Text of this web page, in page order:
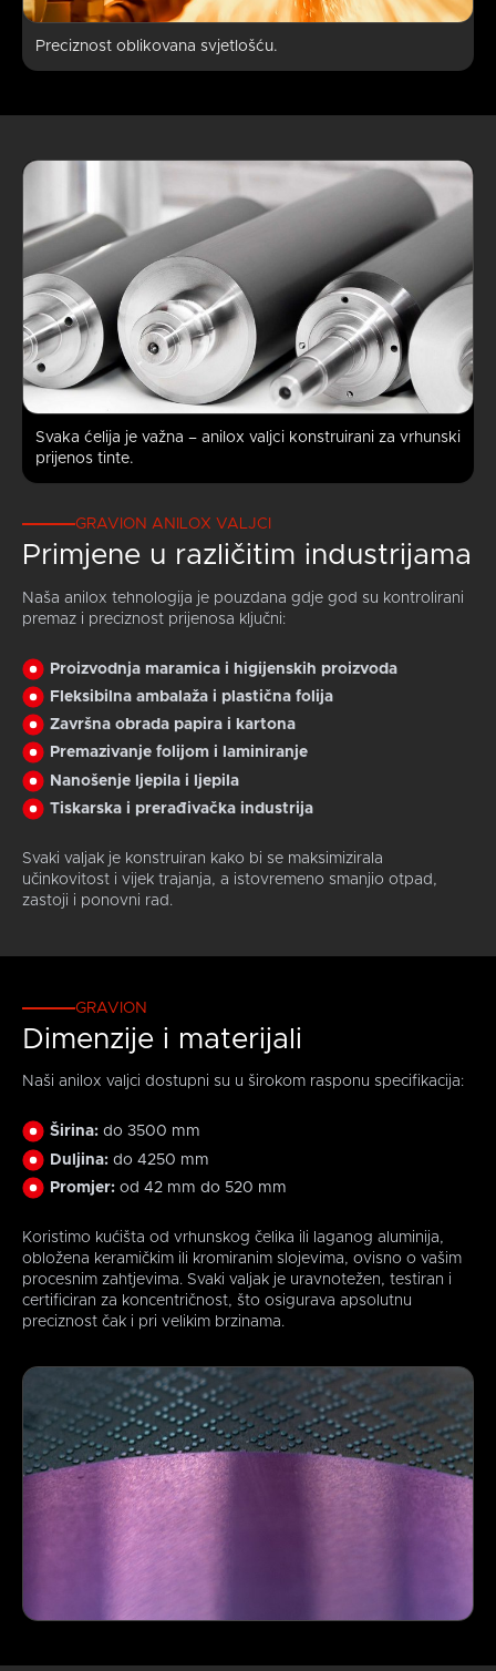
Preciznost oblikovana svjetlošću.
Svaka ćelija je važna – anilox valjci konstruirani za vrhunski
prijenos tinte.
GRAVION ANILOX VALJCI
Primjene u različitim industrijama
Naša anilox tehnologija je pouzdana gdje god su kontrolirani
premaz i preciznost prijenosa ključni:
Proizvodnja maramica i higijenskih proizvoda
Fleksibilna ambalaža i plastična folija
Završna obrada papira i kartona
Premazivanje folijom i laminiranje
Nanošenje ljepila i ljepila
Tiskarska i prerađivačka industrija
Svaki valjak je konstruiran kako bi se maksimizirala
učinkovitost i vijek trajanja, a istovremeno smanjio otpad,
zastoji i ponovni rad.
GRAVION
Dimenzije i materijali
Naši anilox valjci dostupni su u širokom rasponu specifikacija:
Širina: do 3500 mm
Duljina: do 4250 mm
Promjer: od 42 mm do 520 mm
Koristimo kućišta od vrhunskog čelika ili laganog aluminija,
obložena keramičkim ili kromiranim slojevima, ovisno o vašim
procesnim zahtjevima. Svaki valjak je uravnotežen, testiran i
certificiran za koncentričnost, što osigurava apsolutnu
preciznost čak i pri velikim brzinama.